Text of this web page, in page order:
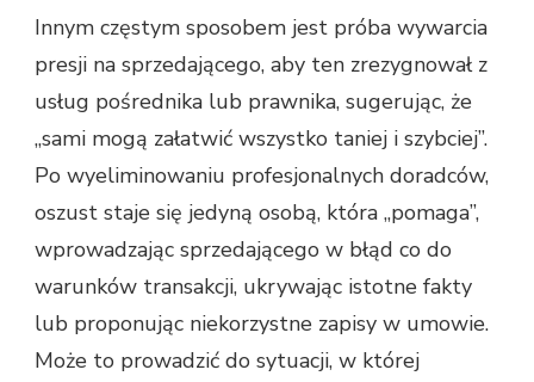
Innym częstym sposobem jest próba wywarcia
presji na sprzedającego, aby ten zrezygnował z
usług pośrednika lub prawnika, sugerując, że
„sami mogą załatwić wszystko taniej i szybciej”.
Po wyeliminowaniu profesjonalnych doradców,
oszust staje się jedyną osobą, która „pomaga”,
wprowadzając sprzedającego w błąd co do
warunków transakcji, ukrywając istotne fakty
lub proponując niekorzystne zapisy w umowie.
Może to prowadzić do sytuacji, w której